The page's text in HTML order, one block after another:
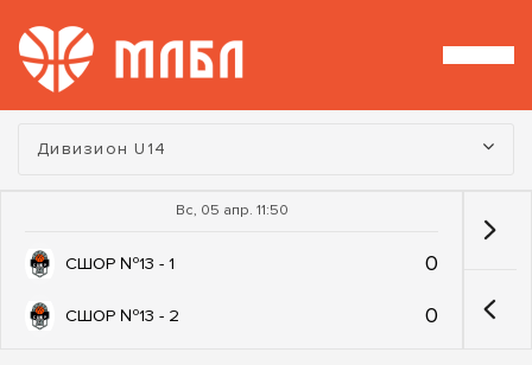
Турнир:
Дивизион U14
Вс, 05 апр. 11:50
СШОР №13 - 1 0
СШОР №13 - 2 0